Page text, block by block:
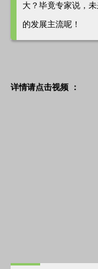
大？毕竟专家说，
的发展主流呢！
详情请点击视频 ：